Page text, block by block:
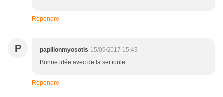
Répondre
P papillonmyosotis 15/09/2017 15:43
Bonne idée avec de la semoule.
Répondre